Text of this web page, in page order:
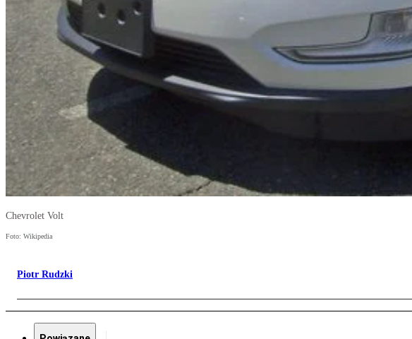
Chevrolet Volt
Foto: Wikipedia
Piotr Rudzki